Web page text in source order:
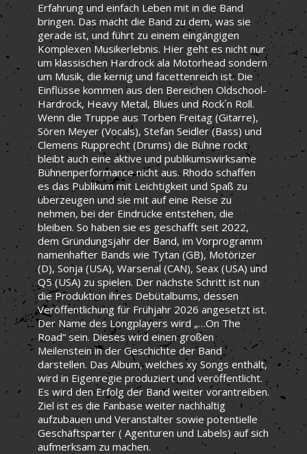
Erfahrung und einfach Leben mit in die Band
bringen. Das macht die Band zu dem, was sie
gerade ist, und führt zu einem eingängigen
Komplexen Musikerlebnis. Hier geht es nicht nur
um klassischen Hardrock ala Motorhead sondern
um Musik, die kernig und facettenreich ist. Die
Einflüsse kommen aus den Bereichen Oldschool-
Hardrock, Heavy Metal, Blues und Rock´n Roll.
Wenn die Truppe aus Torben Freitag (Gitarre),
Sören Meyer (Vocals), Stefan Seidler (Bass) und
Clemens Rupprecht (Drums) die Bühne rockt
bleibt auch eine aktive und publikumswirksame
Bühnenperformance nicht aus. Rhodo schaffen
es das Publikum mit Leichtigkeit und Spaß zu
überzeugen und sie mit auf eine Reise zu
nehmen, bei der Eindrücke entstehen, die
bleiben. So haben sie es geschafft seit 2022,
dem Gründungsjahr der Band, im Vorprogramm
namenhafter Bands wie Tytan (GB), Motörizer
(D), Sonja (USA), Warsenal (CAN), Seax (USA) und
Q5 (USA) zu spielen. Der nächste Schritt ist nun
die Produktion ihres Debütalbums, dessen
Veröffentlichung für Frühjahr 2026 angesetzt ist.
Der Name des Longplayers wird „…On The
Road“ sein. Dieses wird einen großen
Meilenstein in der Geschichte der Band
darstellen. Das Album, welches xy Songs enthält,
wird in Eigenregie produziert und veröffentlicht.
Es wird den Erfolg der Band weiter vorantreiben.
Ziel ist es die Fanbase weiter nachhaltig
aufzubauen und Veranstalter sowie potentielle
Geschäftsparter ( Agenturen und Labels) auf sich
aufmerksam zu machen.